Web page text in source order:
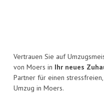
Vertrauen Sie auf
von Moers in Ihr neues
Partner für einen
Umzug in Moers.